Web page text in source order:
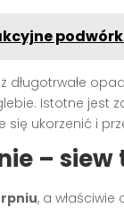
Istotne jest
ukorzenić i
–
, a